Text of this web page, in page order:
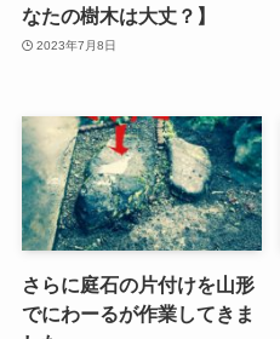
なたの樹木は大丈？】
2023年7月8日
さらに庭石の片付けを山形
でにわーるが作業してきま